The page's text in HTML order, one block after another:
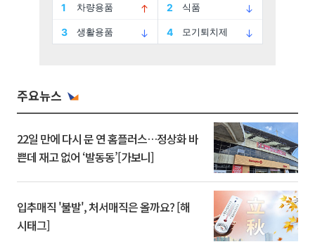
주요뉴스
22일 만에 다시 문 연 홈플러스…정상화 바
쁜데 재고 없어 ‘발동동’[가보니]
입추매직 '불발', 처서매직은 올까요? [해
시태그]